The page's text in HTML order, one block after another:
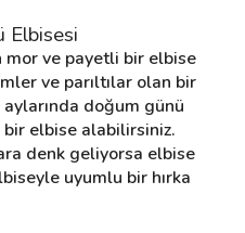
Elbisesi
ve payetli bir elbise
ve parıltılar olan bir
doğum günü
bir elbise alabilirsiniz.
denk geliyorsa elbise
uyumlu bir hırka